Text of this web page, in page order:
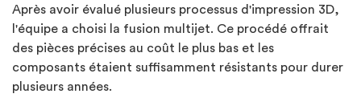
Après avoir évalué plusieurs processus d'impression 3D,
l'équipe a choisi la fusion multijet. Ce procédé offrait
des pièces précises au coût le plus bas et les
composants étaient suffisamment résistants pour durer
plusieurs années.